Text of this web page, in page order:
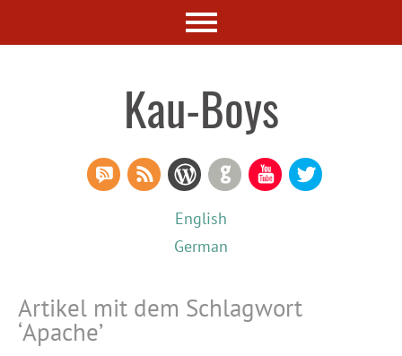
Kau-Boys
YouTube
GitHub
WordPress
RSS Feed
RSS Comments
English
German
Artikel mit dem Schlagwort
‘Apache’